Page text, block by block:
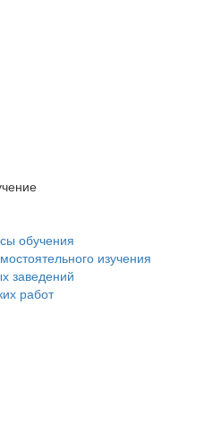
обучения
изучения
заведений
работ